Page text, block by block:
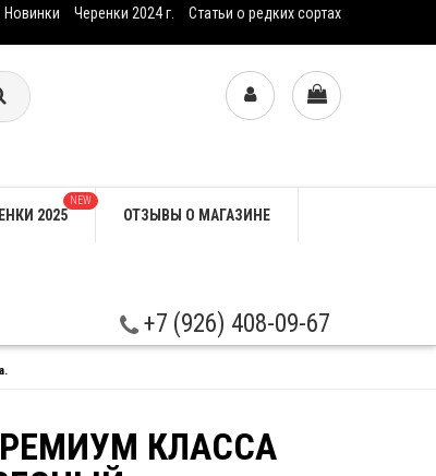
Новинки Черенки 2024 г. Статьи о редких сортах
2025
NEW
ОТЗЫВЫ О МАГАЗИНЕ
+7 (926) 408-09-67
КЛАССА